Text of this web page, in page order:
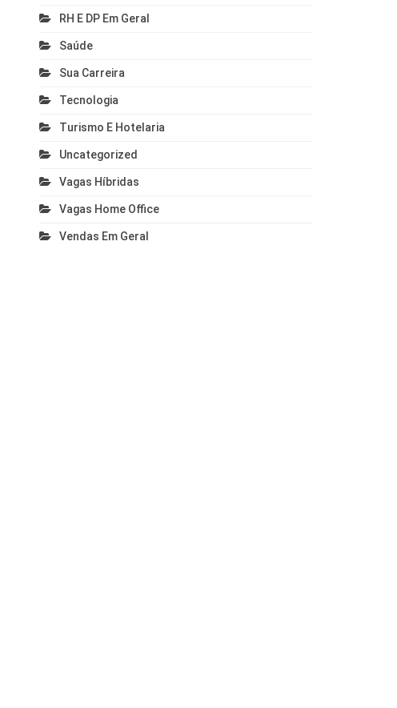
RH E DP Em Geral
Saúde
Sua Carreira
Tecnologia
Turismo E Hotelaria
Uncategorized
Vagas Híbridas
Vagas Home Office
Vendas Em Geral